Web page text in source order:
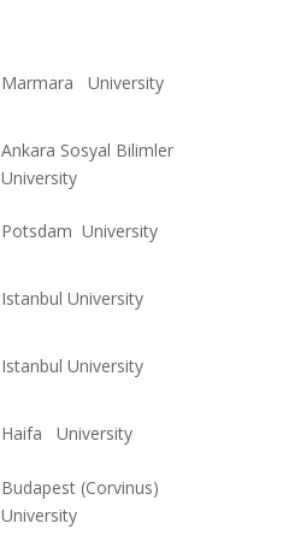
Marmara University
Ankara Sosyal Bilimler
University
Potsdam University
Istanbul University
Istanbul University
Haifa University
Budapest (Corvinus)
University